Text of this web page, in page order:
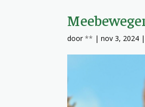
door** |nov 3, 2024 |